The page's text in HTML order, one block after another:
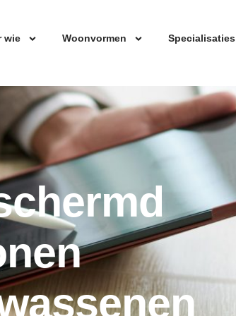
wie Woonvormen Specialisaties